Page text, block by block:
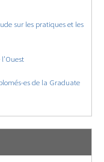
sur les pratiques et les
es de la Graduate